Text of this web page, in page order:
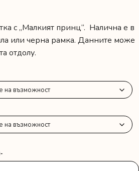
лв.
лв.
€
с „Малкият принц“. Налична е в
или черна рамка. Данните може
отдолу.